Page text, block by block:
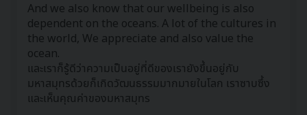
And we also know that our wellbeing is also
dependent on the oceans. A lot of the cultures in
the world, We appreciate and also value the
ocean.
และเราก็รู้ดีว่าความเป็นอยู่ที่ดีของเรายังขึ้นอยู่กับ
มหาสมุทรด้วยก็เกิดวัฒนธรรมมากมายในโลก เราซาบซึ้ง
และเห็นคุณค่าของมหาสมุทร